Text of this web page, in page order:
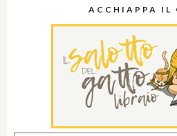
ACCHIAPPA IL